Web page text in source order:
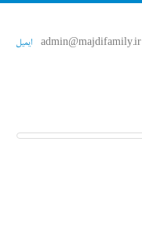
admin@majdifamily.ir ایمیل